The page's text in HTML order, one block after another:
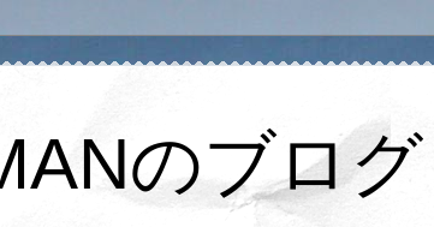
のブログ